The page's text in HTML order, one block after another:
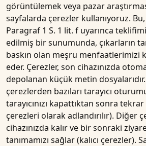
görüntülemek veya pazar
sayfalarda çerezler kullanıyoruz.
Paragraf 1 S. 1 lit. f uyarınca
edilmiş bir sunumunda, çıkarların
baskın olan meşru menfaatlerimizi
eder. Çerezler, son cihazınızda
depolanan küçük metin dosyalarıdır.
çerezlerden bazıları tarayıcı
tarayıcınızı kapattıktan sonra
çerezleri olarak adlandırılır). Diğer
cihazınızda kalır ve bir sonraki
tanımamızı sağlar (kalıcı çerezler).